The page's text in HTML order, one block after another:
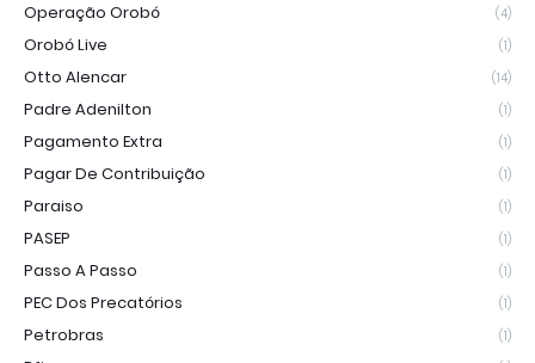
Operação Orobó (4)
Orobó Live (1)
Otto Alencar (14)
Padre Adenilton (1)
Pagamento Extra (1)
Pagar De Contribuição (1)
Paraiso (1)
PASEP (1)
Passo A Passo (1)
PEC Dos Precatórios (1)
Petrobras (1)